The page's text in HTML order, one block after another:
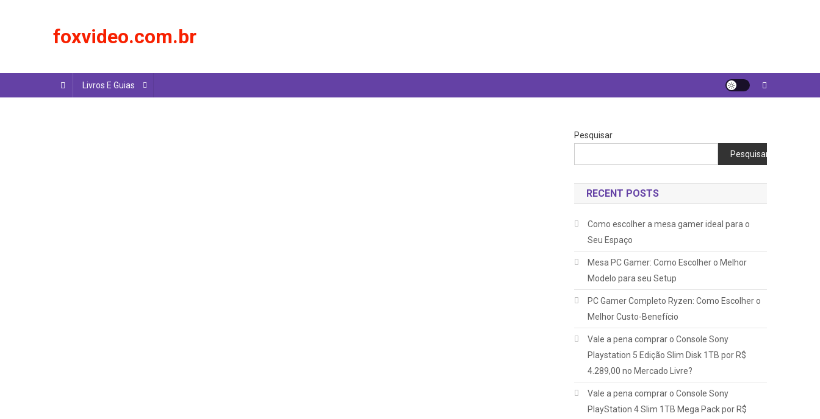
foxvideo.com.br
Livros E Guias
Pesquisar
Pesquisar
RECENT POSTS
Como escolher a mesa gamer ideal para o
Seu Espaço
Mesa PC Gamer: Como Escolher o Melhor
Modelo para seu Setup
PC Gamer Completo Ryzen: Como Escolher o
Melhor Custo-Benefício
Vale a pena comprar o Console Sony
Playstation 5 Edição Slim Disk 1TB por R$
4.289,00 no Mercado Livre?
Vale a pena comprar o Console Sony
PlayStation 4 Slim 1TB Mega Pack por R$